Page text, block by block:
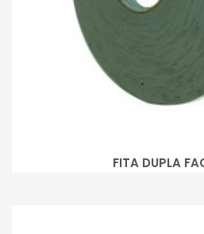
FITA DUPLA